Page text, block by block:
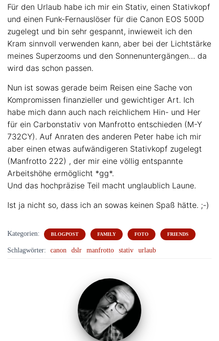
T
E
Für den Urlaub habe ich mir ein Stativ, einen Stativkopf
und einen Funk-Fernauslöser für die Canon EOS 500D
zugelegt und bin sehr gespannt, inwieweit ich den
Kram sinnvoll verwenden kann, aber bei der Lichtstärke
meines Superzooms und den Sonnenuntergängen… da
wird das schon passen.
Nun ist sowas gerade beim Reisen eine Sache von
Kompromissen finanzieller und gewichtiger Art. Ich
habe mich dann auch nach reichlichem Hin- und Her
für ein Carbonstativ von Manfrotto entschieden (M-Y
732CY). Auf Anraten des anderen Peter habe ich mir
aber einen etwas aufwändigeren Stativkopf zugelegt
(Manfrotto 222) , der mir eine völlig entspannte
Arbeitshöhe ermöglicht *gg*.
Und das hochpräzise Teil macht unglaublich Laune.
Ist ja nicht so, dass ich an sowas keinen Spaß hätte. ;-)
Kategorien: BLOGPOST FAMILY FOTO FRIENDS
Schlagwörter: canon dslr manfrotto stativ urlaub